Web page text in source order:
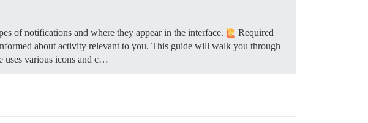
of notifications and where they appear in the interface.
Required
about activity relevant to you. This guide will walk you through
uses various icons and c…